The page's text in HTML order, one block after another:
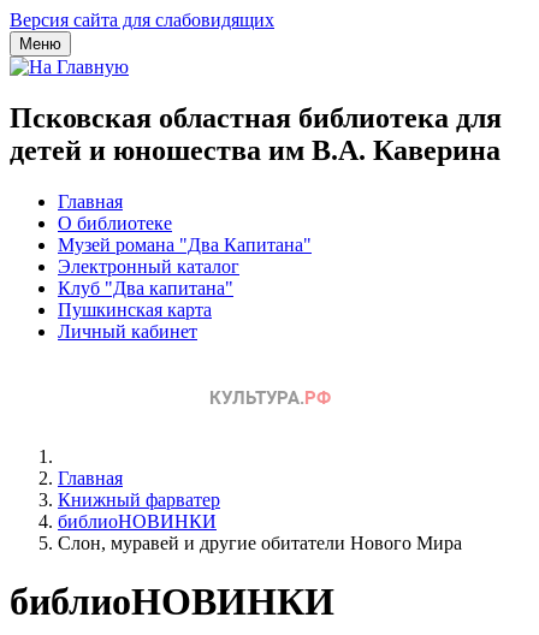
Версия сайта для слабовидящих
Меню
Псковская областная библиотека для
детей и юношества им В.А. Каверина
Главная
О библиотеке
Музей романа "Два Капитана"
Электронный каталог
Клуб "Два капитана"
Пушкинская карта
Личный кабинет
Главная
Книжный фарватер
библиоНОВИНКИ
Слон, муравей и другие обитатели Нового Мира
библиоНОВИНКИ